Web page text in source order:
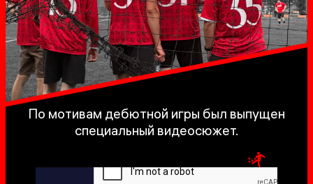
По мотивам дебютной игры был выпущен
специальный видеосюжет.